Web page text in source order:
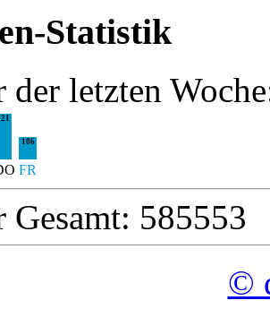
Statistik
der letzten
106
FR
Gesamt: 585553
©